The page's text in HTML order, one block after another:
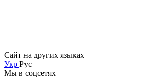
Сайт на других языках
Укр Рус
Мы в соцсетях